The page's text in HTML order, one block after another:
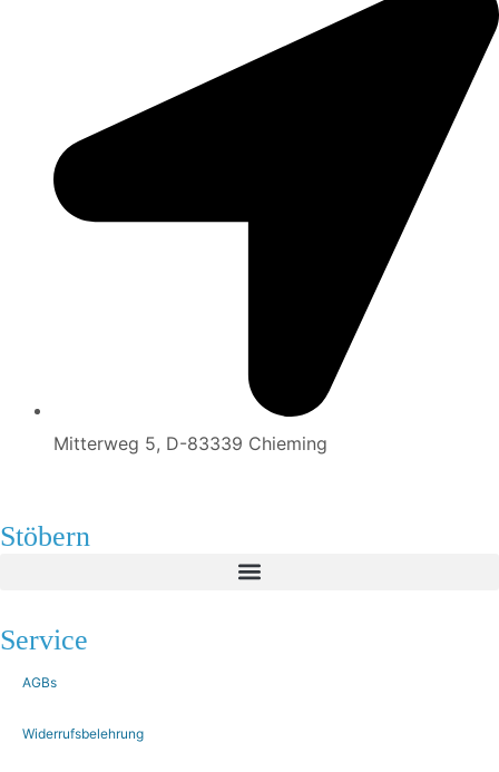
Mitterweg 5, D-83339 Chieming
Stöbern
Service
AGBs
Widerrufsbelehrung